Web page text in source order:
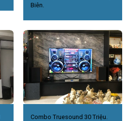
Biên.
Combo Truesound 30 Triệu.